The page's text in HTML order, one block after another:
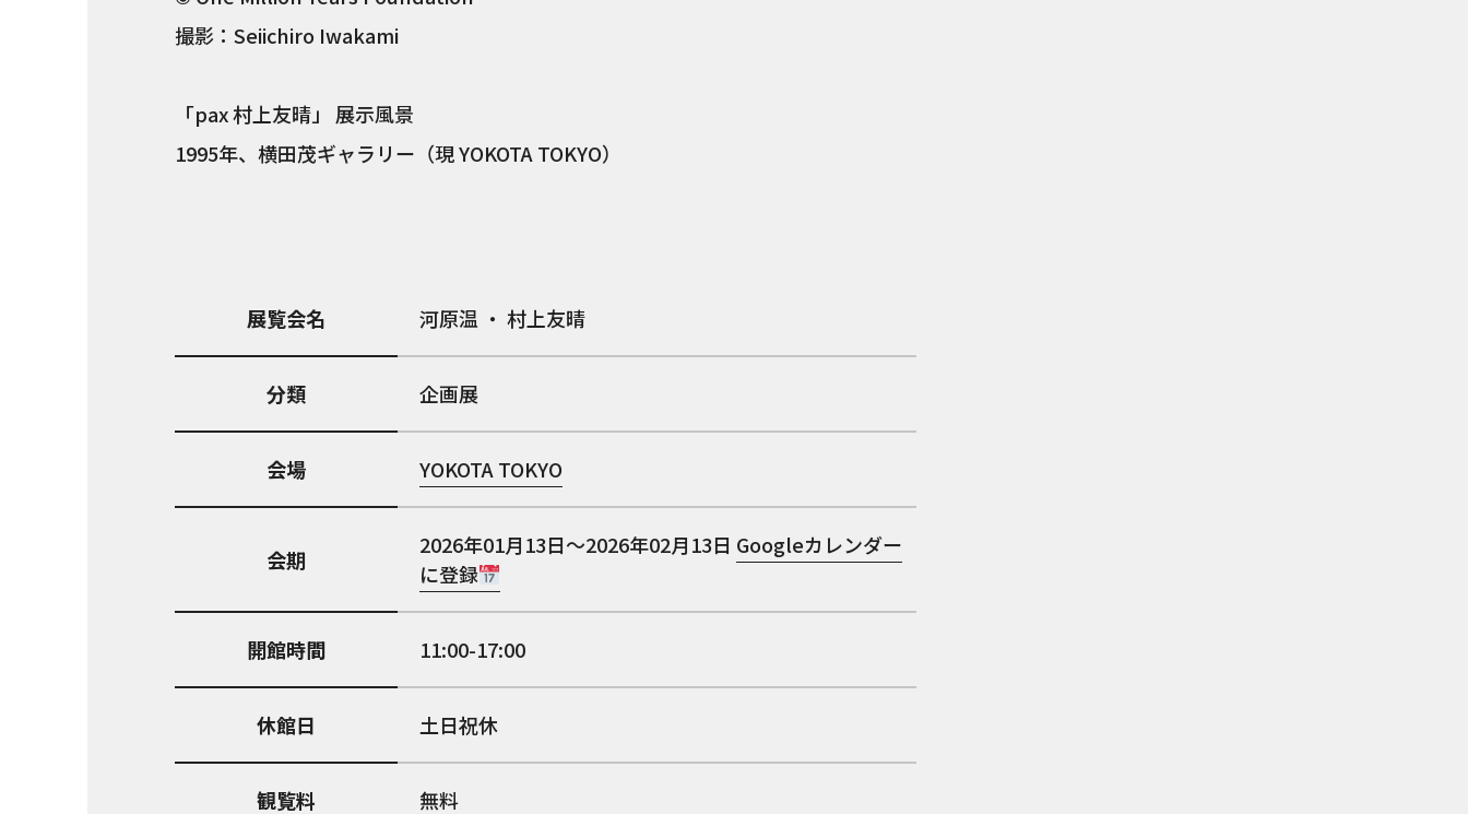
撮影：Seiichiro Iwakami
「pax 村上友晴」 展示風景
1995年、横田茂ギャラリー（現 YOKOTA TOKYO）
展覧会名 河原温 ・ 村上友晴
分類 企画展
会場 YOKOTA TOKYO
会期
2026年01月13日～2026年02月13日 Googleカレンダー
に登録
開館時間 11:00-17:00
休館日 土日祝休
観覧料 無料